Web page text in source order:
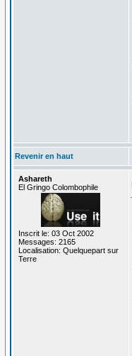
Revenir en haut
Ashareth
El Gringo Colombophile
Inscrit le: 03 Oct 2002
Messages: 2165
Localisation: Quelquepart sur
Terre